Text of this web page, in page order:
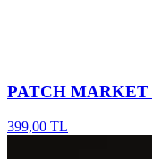
PATCH MARKET
399,00 TL